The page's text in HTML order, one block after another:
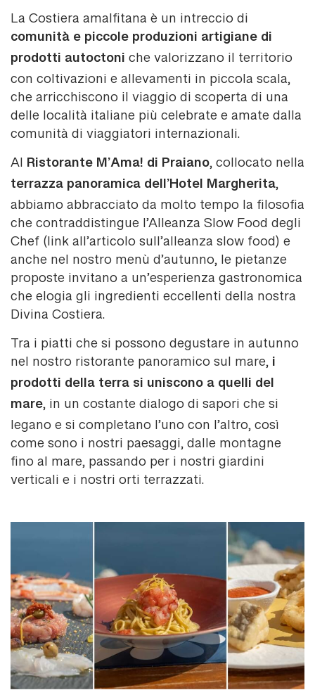
La Costiera amalfitana è un intreccio di
comunità e piccole produzioni artigiane di
prodotti autoctoni che valorizzano il territorio
con coltivazioni e allevamenti in piccola scala,
che arricchiscono il viaggio di scoperta di una
delle località italiane più celebrate e amate dalla
comunità di viaggiatori internazionali.
Al Ristorante M’Ama! di Praiano, collocato nella
terrazza panoramica dell’Hotel Margherita,
abbiamo abbracciato da molto tempo la filosofia
che contraddistingue l’Alleanza Slow Food degli
Chef (link all’articolo sull’alleanza slow food) e
anche nel nostro menù d’autunno, le pietanze
proposte invitano a un’esperienza gastronomica
che elogia gli ingredienti eccellenti della nostra
Divina Costiera.
Tra i piatti che si possono degustare in autunno
nel nostro ristorante panoramico sul mare, i
prodotti della terra si uniscono a quelli del
mare, in un costante dialogo di sapori che si
legano e si completano l’uno con l’altro, così
come sono i nostri paesaggi, dalle montagne
fino al mare, passando per i nostri giardini
verticali e i nostri orti terrazzati.